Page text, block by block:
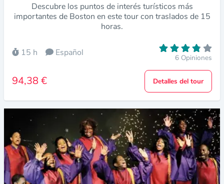
Descubre los puntos de interés turísticos más
importantes de Boston en este tour con traslados de 15
horas.
15 h Español 6 Opiniones
94,38 € Detalles del tour